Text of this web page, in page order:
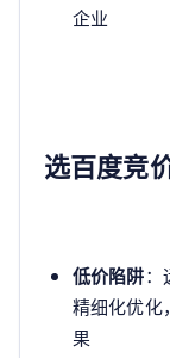
企业
选百度竞
低价陷阱：
精细化优化
果